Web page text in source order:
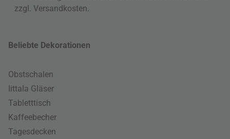
zzgl. Versandkosten
Beliebte Dekorationen
Obstschalen
Iittala Gläser
Tabletttisch
Kaffeebecher
Tagesdecken